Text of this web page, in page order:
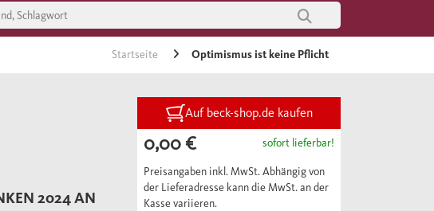
Startseite Optimismus ist keine Pflicht
2024 AN
Auf beck-shop.de kaufen
0,00 € sofort lieferbar!
Preisangaben inkl. MwSt. Abhängig von
der Lieferadresse kann die MwSt. an der
Kasse variieren.